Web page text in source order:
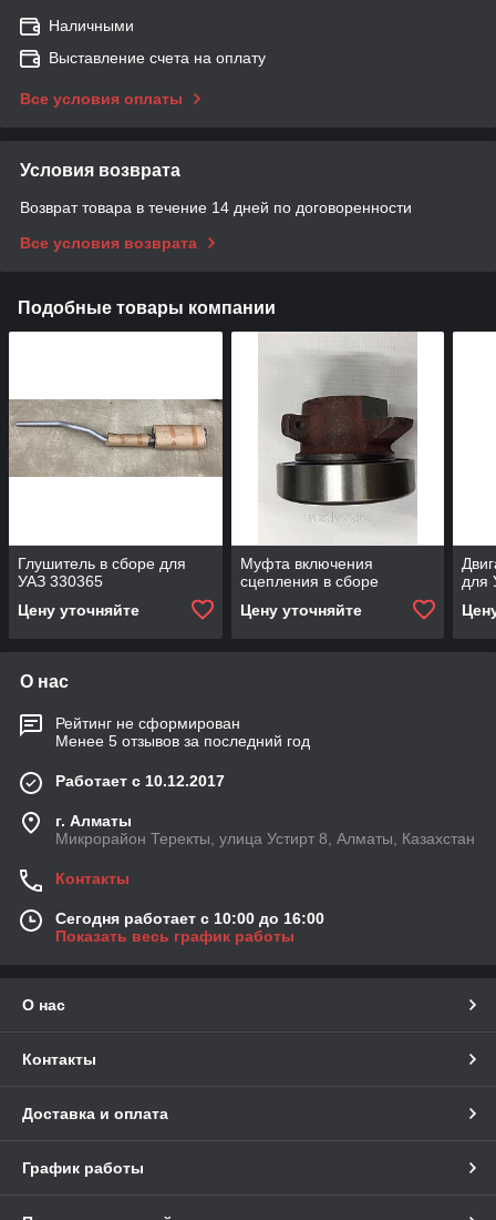
Наличными
Выставление счета на оплату
Все условия оплаты
Условия возврата
Возврат товара в течение 14 дней по договоренности
Все условия возврата
Подобные товары компании
Глушитель в сборе для
УАЗ 330365
Цену уточняйте
Муфта включения
сцепления в сборе
Цену уточняйте
для
О нас
Рейтинг не сформирован
Менее 5 отзывов за последний год
Работает с 10.12.2017
г. Алматы
Микрорайон Теректы, улица Устирт 8, Алматы, Казахстан
Контакты
Сегодня работает с 10:00 до 16:00
Показать весь график работы
О нас
Контакты
Доставка и оплата
График работы